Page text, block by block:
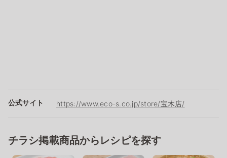
公式サイト https://www.eco-s.co.jp/store/宝木店/
チラシ掲載商品からレシピを探す